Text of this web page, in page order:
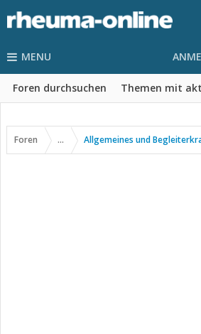
MENU
Foren durchsuchen Themen mit
Foren ... Allgemeines und